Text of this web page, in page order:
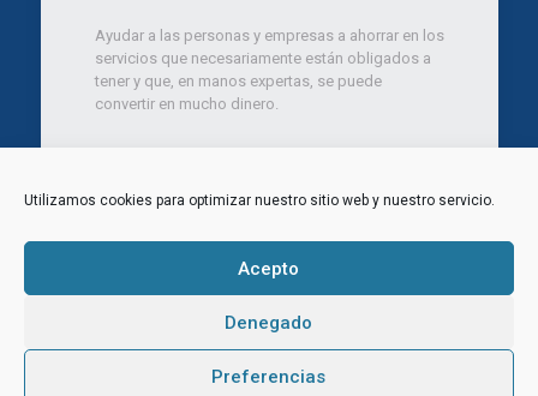
Utilizamos cookies para optimizar nuestro sitio web y nuestro servicio.
Acepto
Denegado
Preferencias
Ayudar a las personas y empresas a ahorrar en los
servicios que necesariamente están obligados a
tener y que, en manos expertas, se puede
convertir en mucho dinero.
derechos reservados.
Politica de Privacidad